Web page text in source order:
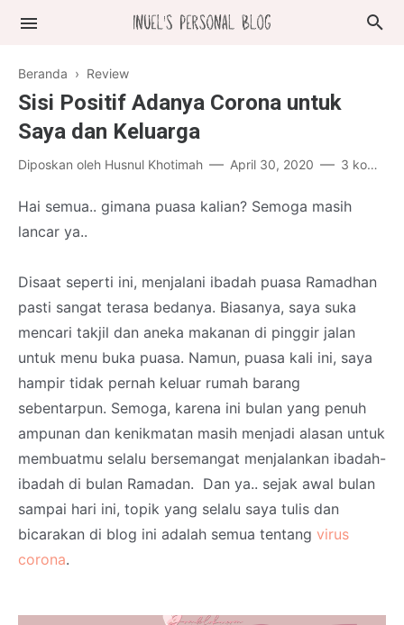
Beranda › Review
Sisi Positif Adanya Corona untuk
Saya dan Keluarga
Diposkan oleh Husnul Khotimah April 30, 2020 3 komentar
Hai semua.. gimana puasa kalian? Semoga masih
lancar ya..
Disaat seperti ini, menjalani ibadah puasa Ramadhan
pasti sangat terasa bedanya. Biasanya, saya suka
mencari takjil dan aneka makanan di pinggir jalan
untuk menu buka puasa. Namun, puasa kali ini, saya
hampir tidak pernah keluar rumah barang
sebentarpun. Semoga, karena ini bulan yang penuh
ampunan dan kenikmatan masih menjadi alasan untuk
membuatmu selalu bersemangat menjalankan ibadah-
ibadah di bulan Ramadan. Dan ya.. sejak awal bulan
sampai hari ini, topik yang selalu saya tulis dan
bicarakan di blog ini adalah semua tentang virus
corona.